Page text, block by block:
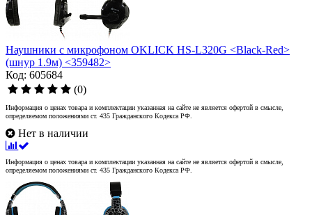
Наушники с микрофоном OKLICK HS-L320G <Black-Red>
(шнур 1.9м) <359482>
Код: 605684
(0)
Информация о ценах товара и комплектации указанная на сайте не является офертой в смысле,
определяемом положениями ст. 435 Гражданского Кодекса РФ.
Нет в наличии
Информация о ценах товара и комплектации указанная на сайте не является офертой в смысле,
определяемом положениями ст. 435 Гражданского Кодекса РФ.